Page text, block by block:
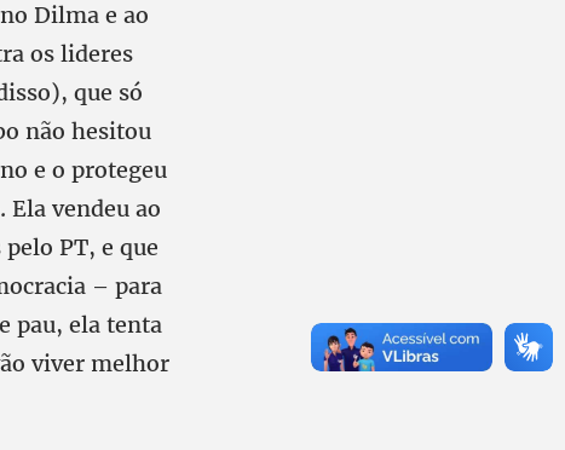
Dilma e ao
os lideres
que só
não hesitou
e o protegeu
Ela vendeu ao
PT, e que
– para
pau, ela tenta
viver melhor